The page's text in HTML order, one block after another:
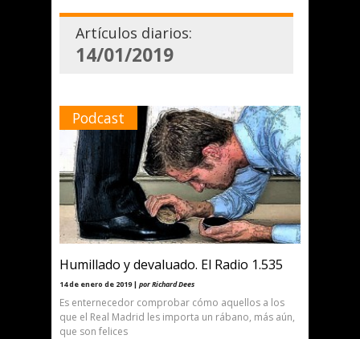
Artículos diarios:
14/01/2019
Podcast
Humillado y devaluado. El Radio 1.535
14 de enero de 2019 | por Richard Dees
Es enternecedor comprobar cómo aquellos a los
que el Real Madrid les importa un rábano, más aún,
que son felices